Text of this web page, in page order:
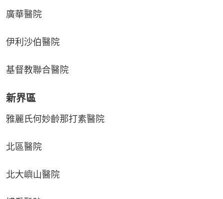
廣華醫院
伊利沙伯醫院
基督教聯合醫院
新界區
雅麗氏何妙齡那打素醫院
北區醫院
北大嶼山醫院